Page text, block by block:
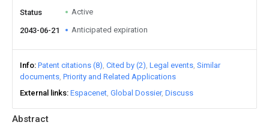
Abstract
Status Active
2043-06-21 Anticipated expiration
Info Patent citations (8) Cited by (2) Legal events Similar
documents Priority and Related Applications
External links Espacenet Global Dossier Discuss